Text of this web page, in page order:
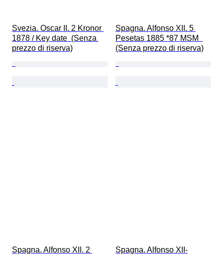
Svezia. Oscar II. 2 Kronor
1878 / Key date  (Senza
prezzo di riserva)
Spagna. Alfonso XII. 5
Pesetas 1885 *87 MSM
(Senza prezzo di riserva)
Spagna. Alfonso XII. 2
Spagna. Alfonso XII-